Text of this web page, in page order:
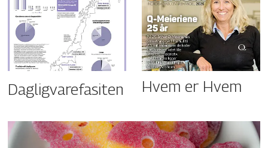
Dagligvarefasiten Hvem er Hvem